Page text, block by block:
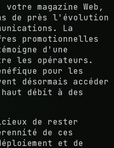
magazine Web,
de près l'évolution
La
promotionnelles
d'une
les opérateurs.
pour les
désormais accéder
débit à des
de rester
de ces
et de